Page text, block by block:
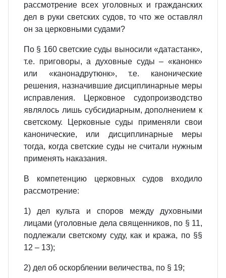
рассмотрение всех уголовных и гражданских
дел в руки светских судов, то что же оставлял
он за церковными судами?
По § 160 светские суды выносили «датастанк»,
т.е. приговоры, а духовные суды – «канонк»
или «канонадрутюнк», т.е. канонические
решения, назначившие дисциплинарные меры
исправления. Церковное судопроизводство
являлось лишь субсидиарным, дополнением к
светскому. Церковные суды применяли свои
канонические, или дисциплинарные меры
тогда, когда светские суды не считали нужным
применять наказания.
В компетенцию церковных судов входило
рассмотрение:
1) дел культа и споров между духовными
лицами (уголовные дела священников, по § 11,
подлежали светскому суду, как и кража, по §§
12 – 13);
2) дел об оскорблении величества, по § 19;